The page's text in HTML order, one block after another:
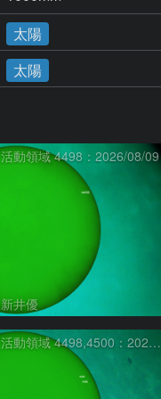
太陽
太陽
活動領域 4498：2026/08/09
新井優
活動領域 4498,4500：2026/08/08